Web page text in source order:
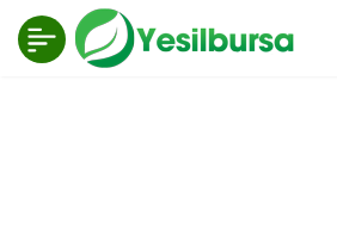
Klasik otomobiller bu kez